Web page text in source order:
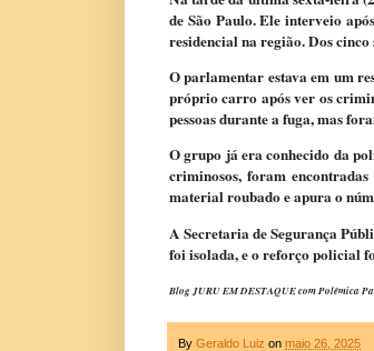
de São Paulo. Ele interveio
residencial na região. Dos
O parlamentar estava em um
próprio carro após ver os
pessoas durante a fuga, mas
O grupo já era conhecido da
criminosos, foram
material roubado e apura o
A Secretaria de Segurança
foi isolada, e o reforço policial
Blog JURU EM DESTAQUE com Polêmica
By Geraldo Luiz on maio 26, 2025